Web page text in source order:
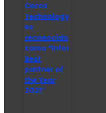
Cerca
Technology
es
reconocido
como “Infor
Best
partner of
the Year
2021″